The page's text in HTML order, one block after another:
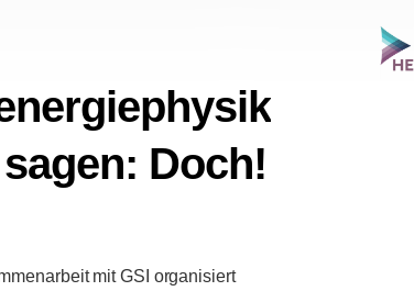
Doch!
mit GSI organisiert